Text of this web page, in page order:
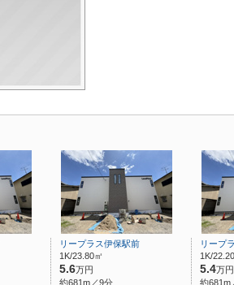
リープラス伊保駅前
1K/23.80㎡
5.6万円
約681m／9分
リープ
1K/
5.4万円
約681m